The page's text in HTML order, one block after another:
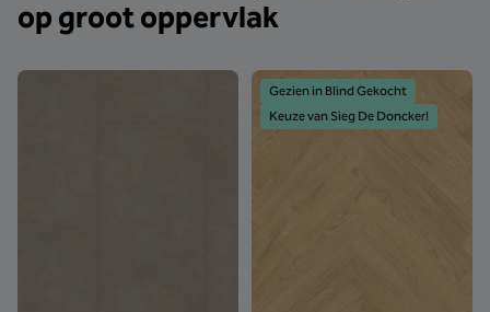
op groot oppervlak
Gezien in Blind Gekocht
Keuze van Sieg De Doncker!